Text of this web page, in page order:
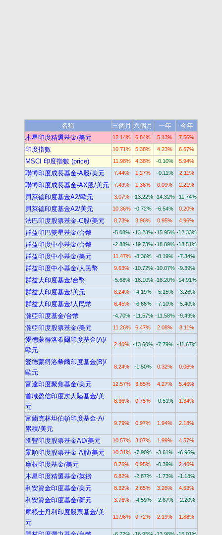
名稱 三個月 六個月 一年
今年
木星印度精選基金/美元
12.14% 6.84% 5.13% 7.56%
印度指數 10.71% 5.38% 4.23% 6.67%
MSCI 印度指數 (price) 11.98% 4.38% -0.10% 5.94%
聯博印度成長基金-A股/美元 7.44% 1.27% -0.11% 2.11%
聯博印度成長基金-AX股/美元 7.49% 1.36% 0.09% 2.21%
貝萊德印度基金A2/歐元 3.07% -13.22% -14.32% -11.74%
貝萊德印度基金A2/美元 10.36% -0.72% -6.54% 0.20%
法巴印度股票基金-C股/美元 8.73% 3.96% 0.95% 4.96%
群益印巴雙星基金/台幣 -5.08% -13.23% -15.95% -12.33%
群益印度中小基金/台幣 -2.88% -19.73% -18.89% -18.51%
群益印度中小基金/美元 11.47% -8.36% -8.19% -7.34%
群益印度中小基金/人民幣 9.63% -10.72% -10.07% -9.39%
群益大印度基金/台幣 -5.68% -16.10% -16.20% -14.91%
群益大印度基金/美元 8.24% -4.19% -5.15% -3.26%
群益大印度基金/人民幣 6.45% -6.66% -7.10% -5.40%
瀚亞印度基金/台幣 -4.70% -11.57% -11.58% -9.49%
瀚亞印度股票基金/美元 11.26% 6.47% 2.08% 8.11%
愛德蒙得洛希爾印度基金(A)/
歐元
2.40% -13.60% -7.79% -11.67%
愛德蒙得洛希爾印度基金(B)/
歐元
8.24% -1.50% 0.32% 0.06%
富達印度聚焦基金/美元 12.57% 3.85% 4.27% 5.46%
首域盈信印度次大陸基金/美
元
8.36% 0.75% -0.51% 1.34%
富蘭克林坦伯頓印度基金-A/
累積/美元
9.79% 0.97% 1.94% 2.18%
匯豐印度股票基金AD/美元 10.57% 3.07% 1.99% 4.57%
景順印度股票基金-A股/美元 10.31% -7.90% -3.61% -6.96%
摩根印度基金/美元 8.76% 0.95% -0.39% 2.46%
木星印度精選基金/英鎊 6.82% -2.87% -1.73% -1.18%
利安資金印度基金/美元 8.32% 2.65% 3.26% 4.63%
利安資金印度基金/新元 3.76% -4.59% -2.67% -2.20%
摩根士丹利印度股票基金/美
元
11.96% 0.72% 2.19% 1.88%